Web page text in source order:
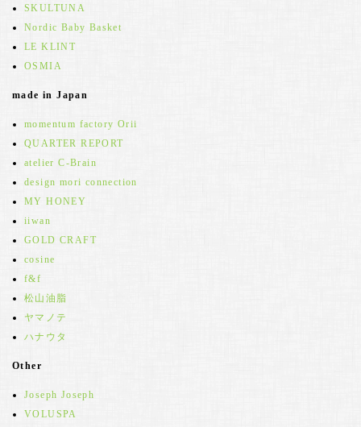
SKULTUNA
Nordic Baby Basket
LE KLINT
OSMIA
made in Japan
momentum factory Orii
QUARTER REPORT
atelier C-Brain
design mori connection
MY HONEY
iiwan
GOLD CRAFT
cosine
f&f
松山油脂
ヤマノテ
ハナウタ
Other
Joseph Joseph
VOLUSPA